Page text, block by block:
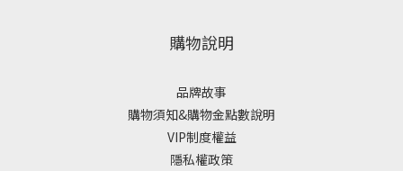
購物說明
品牌故事
購物須知&購物金點數說明
VIP制度權益
隱私權政策